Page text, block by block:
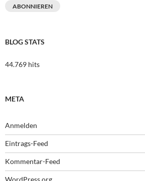
ABONNIEREN
BLOG STATS
44.769 hits
META
Anmelden
Eintrags-Feed
Kommentar-Feed
WordPress.org